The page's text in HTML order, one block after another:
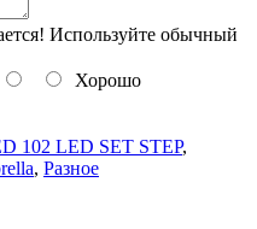
Используйте обычный
Хорошо
102 LED SET STEP,
, Разное